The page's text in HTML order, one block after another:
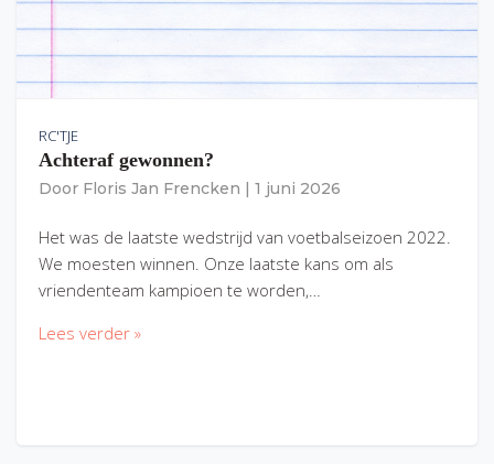
RC'TJE
Achteraf gewonnen?
Door Floris Jan Frencken 1 juni 2026
Het was de laatste wedstrijd van voetbalseizoen 2022.
We moesten winnen. Onze laatste kans om als
vriendenteam kampioen te worden,…
Lees verder »